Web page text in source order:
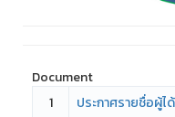
Document
1
ประกาศรายชื่อผู้